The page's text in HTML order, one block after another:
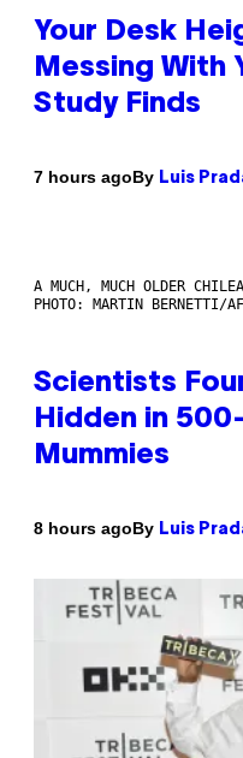
Your Desk
Messing With
Study Finds
7 hours agoBy Luis
A MUCH, MUCH OLDER
PHOTO: MARTIN BERNETTI/
Scientists
Hidden in
Mummies
8 hours agoBy Luis